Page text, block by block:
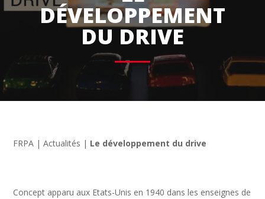
DÉVELOPPEMENT
DU DRIVE
FRPA |Actualités | Le développement du drive
Concept apparu aux Etats-Unis en 1940 dans les enseignes de